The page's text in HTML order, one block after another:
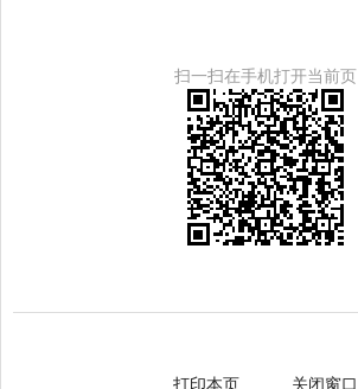
扫一扫在手机打开当前页
打印本页 关闭窗口